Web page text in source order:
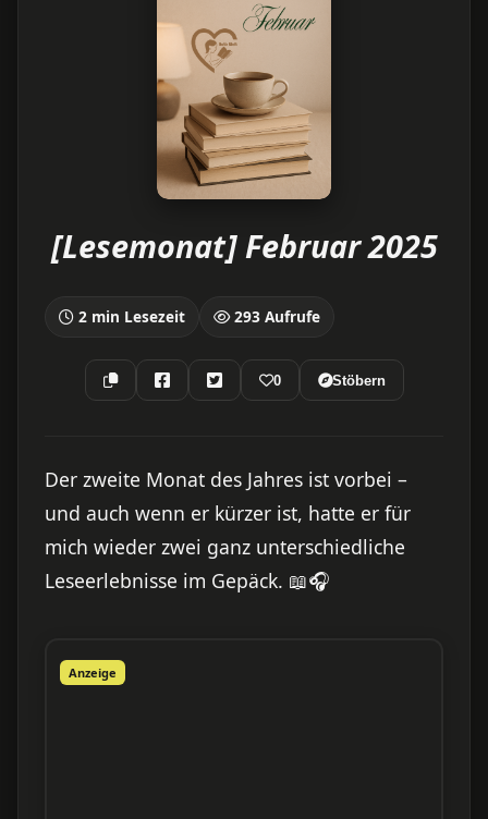
[Lesemonat] Februar 2025
2 min Lesezeit 293 Aufrufe
0 Stöbern
Der zweite Monat des Jahres ist vorbei –
und auch wenn er kürzer ist, hatte er für
mich wieder zwei ganz unterschiedliche
Leseerlebnisse im Gepäck. 📖🎧
Anzeige